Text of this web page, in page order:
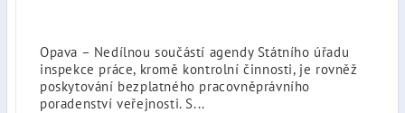
Opava – Nedílnou součástí agendy Státního úřadu
inspekce práce, kromě kontrolní činnosti, je rovněž
poskytování bezplatného pracovněprávního
poradenství veřejnosti. S...